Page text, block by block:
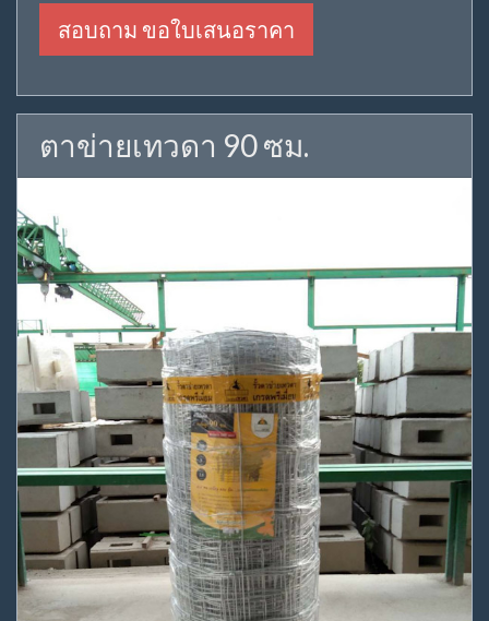
สอบถาม ขอใบเสนอราคา
ตาข่ายเทวดา 90 ซม.